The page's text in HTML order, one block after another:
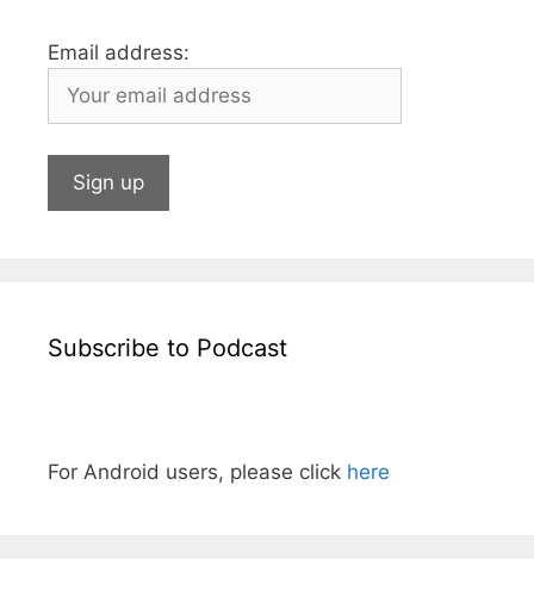
Email address:
Subscribe to Podcast
For Android users, please click here